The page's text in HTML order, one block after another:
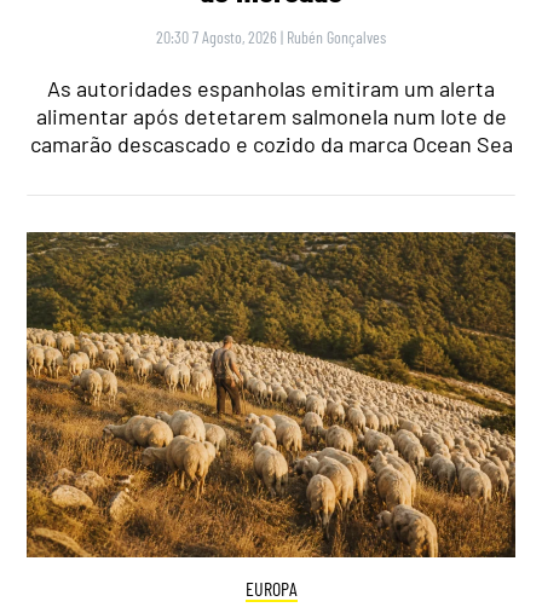
20:30 7 Agosto, 2026 | Rubén Gonçalves
As autoridades espanholas emitiram um alerta
alimentar após detetarem salmonela num lote de
camarão descascado e cozido da marca Ocean Sea
EUROPA